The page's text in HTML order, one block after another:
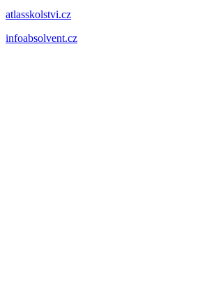
atlasskolstvi.cz
infoabsolvent.cz